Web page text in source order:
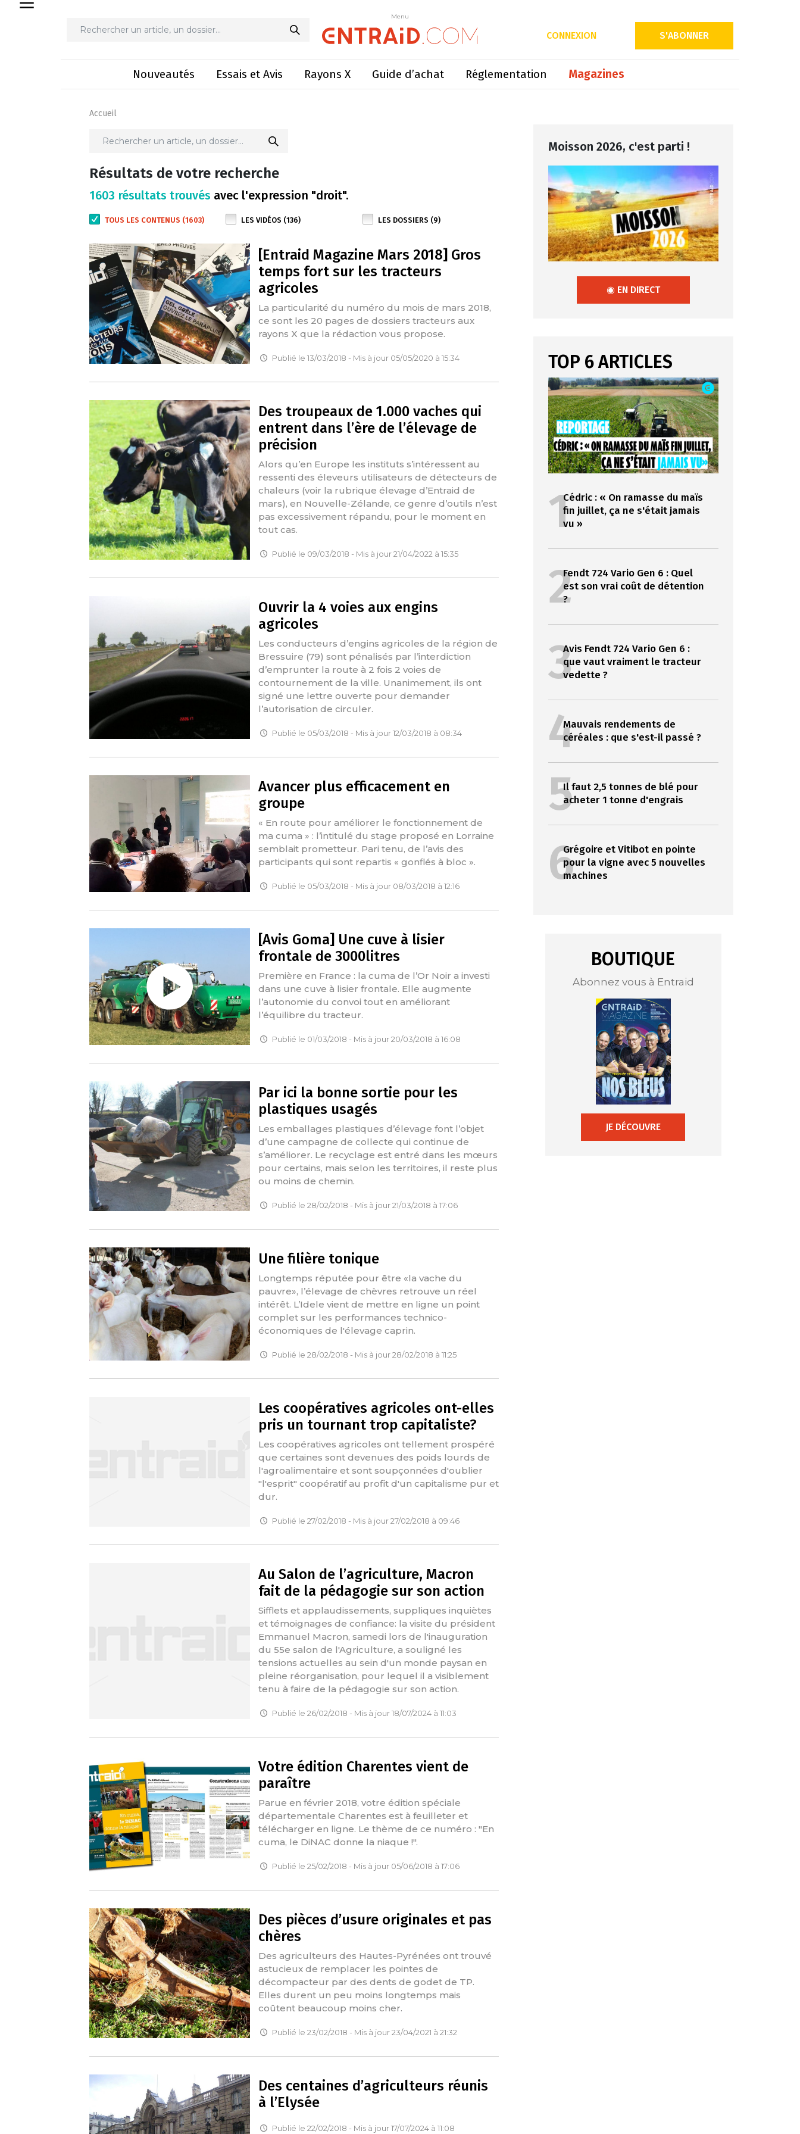
Menu
CONNEXION S'ABONNER
Nouveautés Essais et Avis Rayons X Guide d’achat Réglementation Magazines
Accueil
Résultats de votre recherche
1603 résultats trouvés avec l'expression "droit".
TOUS LES CONTENUS (1603) LES VIDÉOS (136) LES DOSSIERS (9)
[Entraid Magazine Mars 2018] Gros
temps fort sur les tracteurs
agricoles
La particularité du numéro du mois de mars 2018,
ce sont les 20 pages de dossiers tracteurs aux
rayons X que la rédaction vous propose.
Publié le 13/03/2018 - Mis à jour 05/05/2020 à 15:34
Des troupeaux de 1.000 vaches qui
entrent dans l’ère de l’élevage de
précision
Alors qu’en Europe les instituts s’intéressent au
ressenti des éleveurs utilisateurs de détecteurs de
chaleurs (voir la rubrique élevage d’Entraid de
mars), en Nouvelle-Zélande, ce genre d’outils n’est
pas excessivement répandu, pour le moment en
tout cas.
Publié le 09/03/2018 - Mis à jour 21/04/2022 à 15:35
Ouvrir la 4 voies aux engins
agricoles
Les conducteurs d’engins agricoles de la région de
Bressuire (79) sont pénalisés par l’interdiction
d’emprunter la route à 2 fois 2 voies de
contournement de la ville. Unanimement, ils ont
signé une lettre ouverte pour demander
l’autorisation de circuler.
Publié le 05/03/2018 - Mis à jour 12/03/2018 à 08:34
Avancer plus efficacement en
groupe
« En route pour améliorer le fonctionnement de
ma cuma » : l’intitulé du stage proposé en Lorraine
semblait prometteur. Pari tenu, de l’avis des
participants qui sont repartis « gonflés à bloc ».
Publié le 05/03/2018 - Mis à jour 08/03/2018 à 12:16
[Avis Goma] Une cuve à lisier
frontale de 3000litres
Première en France : la cuma de l’Or Noir a investi
dans une cuve à lisier frontale. Elle augmente
l’autonomie du convoi tout en améliorant
l’équilibre du tracteur.
Publié le 01/03/2018 - Mis à jour 20/03/2018 à 16:08
Par ici la bonne sortie pour les
plastiques usagés
Les emballages plastiques d’élevage font l’objet
d’une campagne de collecte qui continue de
s’améliorer. Le recyclage est entré dans les mœurs
pour certains, mais selon les territoires, il reste plus
ou moins de chemin.
Publié le 28/02/2018 - Mis à jour 21/03/2018 à 17:06
Une filière tonique
Longtemps réputée pour être «la vache du
pauvre», l’élevage de chèvres retrouve un réel
intérêt. L’Idele vient de mettre en ligne un point
complet sur les performances technico-
économiques de l'élevage caprin.
Publié le 28/02/2018 - Mis à jour 28/02/2018 à 11:25
Les coopératives agricoles ont-elles
pris un tournant trop capitaliste?
Les coopératives agricoles ont tellement prospéré
que certaines sont devenues des poids lourds de
l'agroalimentaire et sont soupçonnées d'oublier
"l'esprit" coopératif au profit d'un capitalisme pur et
dur.
Publié le 27/02/2018 - Mis à jour 27/02/2018 à 09:46
Au Salon de l’agriculture, Macron
fait de la pédagogie sur son action
Sifflets et applaudissements, suppliques inquiètes
et témoignages de confiance: la visite du président
Emmanuel Macron, samedi lors de l'inauguration
du 55e salon de l'Agriculture, a souligné les
tensions actuelles au sein d'un monde paysan en
pleine réorganisation, pour lequel il a visiblement
tenu à faire de la pédagogie sur son action.
Publié le 26/02/2018 - Mis à jour 18/07/2024 à 11:03
Votre édition Charentes vient de
paraître
Parue en février 2018, votre édition spéciale
départementale Charentes est à feuilleter et
télécharger en ligne. Le thème de ce numéro : "En
cuma, le DiNAC donne la niaque !".
Publié le 25/02/2018 - Mis à jour 05/06/2018 à 17:06
Des pièces d’usure originales et pas
chères
Des agriculteurs des Hautes-Pyrénées ont trouvé
astucieux de remplacer les pointes de
décompacteur par des dents de godet de TP.
Elles durent un peu moins longtemps mais
coûtent beaucoup moins cher.
Publié le 23/02/2018 - Mis à jour 23/04/2021 à 21:32
Des centaines d’agriculteurs réunis
à l’Elysée
Publié le 22/02/2018 - Mis à jour 17/07/2024 à 11:08
Moisson 2026, c'est parti !
◉ EN DIRECT
TOP 6 ARTICLES
1Cédric : « On ramasse du maïs
fin juillet, ça ne s'était jamais
vu »
2Fendt 724 Vario Gen 6 : Quel
est son vrai coût de détention
?
3Avis Fendt 724 Vario Gen 6 :
que vaut vraiment le tracteur
vedette ?
4Mauvais rendements de
céréales : que s'est-il passé ?
5Il faut 2,5 tonnes de blé pour
acheter 1 tonne d'engrais
6Grégoire et Vitibot en pointe
pour la vigne avec 5 nouvelles
machines
BOUTIQUE
Abonnez vous à Entraid
JE DÉCOUVRE